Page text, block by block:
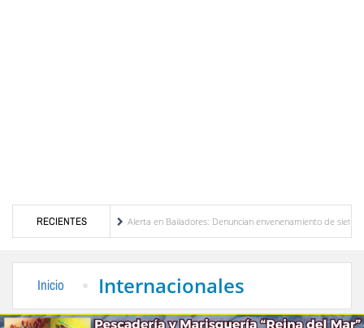
RECIENTES
Venezuela
Alerta en Bailadores: Denuncian envenenamiento de siete mascotas
Inicio Internacionales